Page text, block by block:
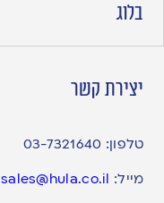
בלוג
יצירת קשר
טלפון: 03-7321640
מייל: sales@hula.co.il